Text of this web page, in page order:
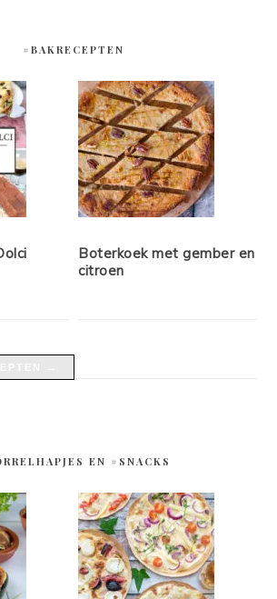
#BAKRECEPTEN
Boterkoek met gember en
citroen
EN #SNACKS